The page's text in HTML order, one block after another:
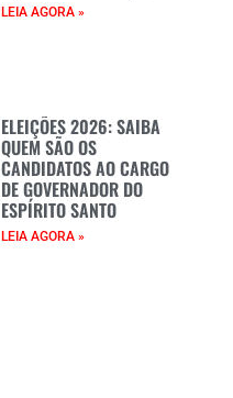
LEIA AGORA »
ELEIÇÕES 2026: SAIBA
QUEM SÃO OS
CANDIDATOS AO CARGO
DE GOVERNADOR DO
ESPÍRITO SANTO
LEIA AGORA »